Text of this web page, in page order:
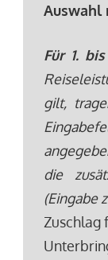
Auswahl
Für 1.
gilt,
die
(Eingabe
Zuschlag